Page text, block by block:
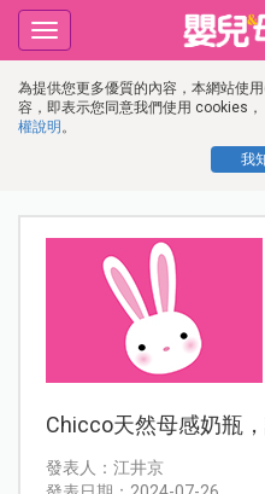
為提供您更多優質的內容，本網站使
容，即表示您同意我們使用 cookies
權說明 。
我
Toggle
navigation
Chicco天然母感奶瓶
發表人：江井京